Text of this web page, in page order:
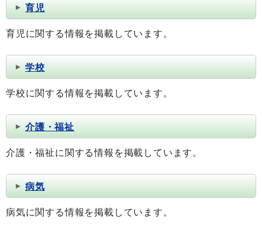
育児
育児に関する情報を掲載しています。
学校
学校に関する情報を掲載しています。
介護・福祉
介護・福祉に関する情報を掲載しています。
病気
病気に関する情報を掲載しています。